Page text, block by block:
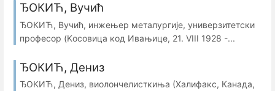
ЂОКИЋ, Вучић
ЂОКИЋ, Вучић, инжењер металургије, универзитетски
професор (Kосовица код Ивањице, 21. VIII 1928 -...
ЂОКИЋ, Дениз
ЂОКИЋ, Дениз, виолончелисткиња (Халифакс, Канада,